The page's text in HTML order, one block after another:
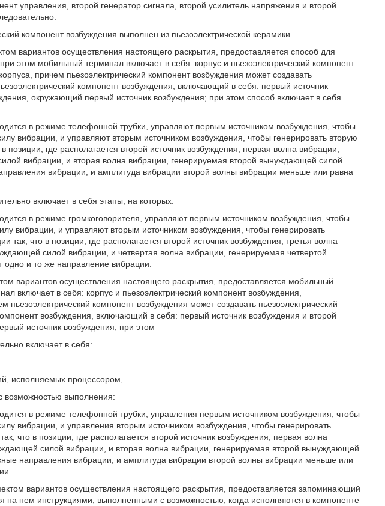
управления, второй генератор сигнала, второй усилитель напряжения и второй
компонент возбуждения выполнен из пьезоэлектрической керамики.
вариантов осуществления настоящего раскрытия, предоставляется способ для
этом мобильный терминал включает в себя: корпус и пьезоэлектрический компонент
причем пьезоэлектрический компонент возбуждения может создавать
компонент возбуждения, включающий в себя: первый источник
окружающий первый источник возбуждения; при этом способ включает в себя
в режиме телефонной трубки, управляют первым источником возбуждения, чтобы
вибрации, и управляют вторым источником возбуждения, чтобы генерировать вторую
где располагается второй источник возбуждения, первая волна вибрации,
вибрации, и вторая волна вибрации, генерируемая второй вынуждающей силой
вибрации, и амплитуда вибрации второй волны вибрации меньше или равна
включает в себя этапы, на которых:
в режиме громкоговорителя, управляют первым источником возбуждения, чтобы
вибрации, и управляют вторым источником возбуждения, чтобы генерировать
что в позиции, где располагается второй источник возбуждения, третья волна
силой вибрации, и четвертая волна вибрации, генерируемая четвертой
и то же направление вибрации.
вариантов осуществления настоящего раскрытия, предоставляется мобильный
включает в себя: корпус и пьезоэлектрический компонент возбуждения,
пьезоэлектрический компонент возбуждения может создавать пьезоэлектрический
возбуждения, включающий в себя: первый источник возбуждения и второй
источник возбуждения, при этом
включает в себя:
исполняемых процессором,
возможностью выполнения:
в режиме телефонной трубки, управления первым источником возбуждения, чтобы
вибрации, и управления вторым источником возбуждения, чтобы генерировать
что в позиции, где располагается второй источник возбуждения, первая волна
силой вибрации, и вторая волна вибрации, генерируемая второй вынуждающей
направления вибрации, и амплитуда вибрации второй волны вибрации меньше или
вариантов осуществления настоящего раскрытия, предоставляется запоминающий
нем инструкциями, выполненными с возможностью, когда исполняются в компоненте